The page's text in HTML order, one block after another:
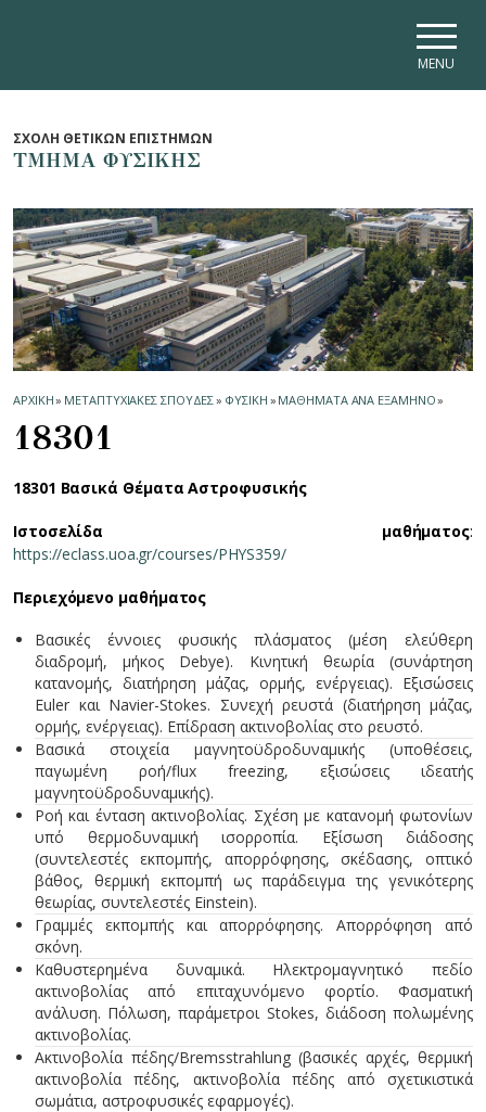
MENU
ΣΧΟΛΗ ΘΕΤΙΚΩΝ ΕΠΙΣΤΗΜΩΝ
ΤΜΗΜΑ ΦΥΣΙΚΗΣ
ΑΡΧΙΚΗ» ΜΕΤΑΠΤΥΧΙΑΚΕΣ ΣΠΟΥΔΕΣ» ΦΥΣΙΚΗ » ΜΑΘΗΜΑΤΑ ΑΝΑ ΕΞΑΜΗΝΟ»
18301
18301 Βασικά Θέματα Αστροφυσικής
Ιστοσελίδα μαθήματος:
https://eclass.uoa.gr/courses/PHYS359/
Περιεχόμενο μαθήματος
Βασικές έννοιες φυσικής πλάσματος (μέση ελεύθερη
διαδρομή, μήκος Debye). Κινητική θεωρία (συνάρτηση
κατανομής, διατήρηση μάζας, ορμής, ενέργειας). Εξισώσεις
Euler και Navier-Stokes. Συνεχή ρευστά (διατήρηση μάζας,
ορμής, ενέργειας). Επίδραση ακτινοβολίας στο ρευστό.
Βασικά στοιχεία μαγνητοϋδροδυναμικής (υποθέσεις,
παγωμένη ροή/flux freezing, εξισώσεις ιδεατής
μαγνητοϋδροδυναμικής).
Ροή και ένταση ακτινοβολίας. Σχέση με κατανομή φωτονίων
υπό θερμοδυναμική ισορροπία. Εξίσωση διάδοσης
(συντελεστές εκπομπής, απορρόφησης, σκέδασης, οπτικό
βάθος, θερμική εκπομπή ως παράδειγμα της γενικότερης
θεωρίας, συντελεστές Einstein).
Γραμμές εκπομπής και απορρόφησης. Απορρόφηση από
σκόνη.
Καθυστερημένα δυναμικά. Ηλεκτρομαγνητικό πεδίο
ακτινοβολίας από επιταχυνόμενο φορτίο. Φασματική
ανάλυση. Πόλωση, παράμετροι Stokes, διάδοση πολωμένης
ακτινοβολίας.
Ακτινοβολία πέδης/Bremsstrahlung (βασικές αρχές, θερμική
ακτινοβολία πέδης, ακτινοβολία πέδης από σχετικιστικά
σωμάτια, αστροφυσικές εφαρμογές).